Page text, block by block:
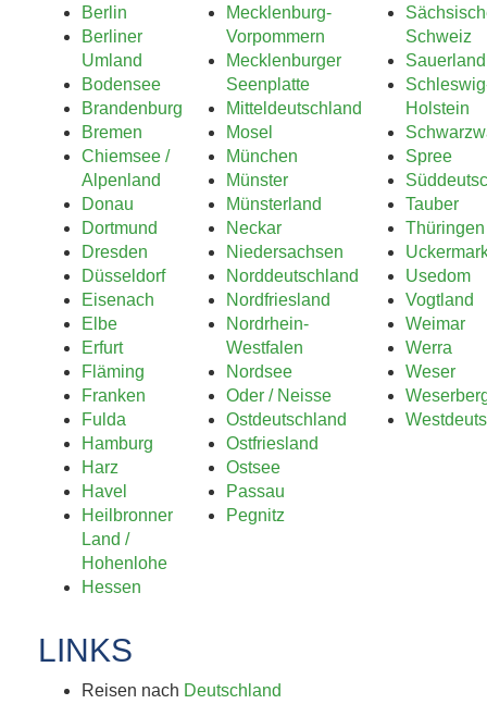
Berlin
Berliner
Umland
Bodensee
Brandenburg
Bremen
Chiemsee /
Alpenland
Donau
Dortmund
Dresden
Düsseldorf
Eisenach
Elbe
Erfurt
Fläming
Franken
Fulda
Hamburg
Harz
Havel
Heilbronner
Land /
Hohenlohe
Hessen
Mecklenburg-
Vorpommern
Mecklenburger
Seenplatte
Mitteldeutschland
Mosel
München
Münster
Münsterland
Neckar
Niedersachsen
Norddeutschland
Nordfriesland
Nordrhein-
Westfalen
Nordsee
Oder / Neisse
Ostdeutschland
Ostfriesland
Ostsee
Passau
Pegnitz
Schweiz
Sauerland
Holstein
Spree
Tauber
Thüringen
Usedom
Vogtland
Weimar
Werra
Weser
LINKS
Reisen nach Deutschland